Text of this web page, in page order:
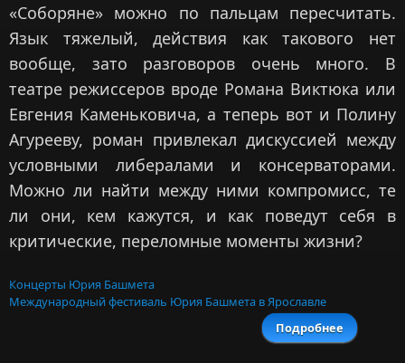
«Соборяне» можно по пальцам пересчитать.
Язык тяжелый, действия как такового нет
вообще, зато разговоров очень много. В
театре режиссеров вроде Романа Виктюка или
Евгения Каменьковича, а теперь вот и Полину
Агурееву, роман привлекал дискуссией между
условными либералами и консерваторами.
Можно ли найти между ними компромисс, те
ли они, кем кажутся, и как поведут себя в
критические, переломные моменты жизни?
Концерты Юрия Башмета
Международный фестиваль Юрия Башмета в Ярославле
Подробнее